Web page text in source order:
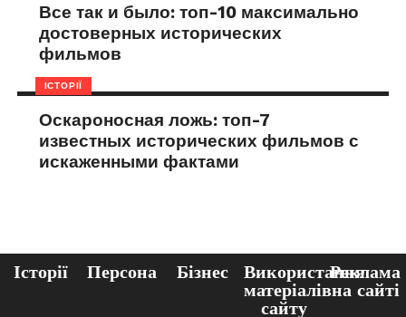
Все так и было: топ-10 максимально
достоверных исторических
фильмов
ІСТОРІЇ
Оскароносная ложь: топ-7
известных исторических фильмов с
искаженными фактами
Історії Персона Бізнес
Використання
матеріалів
сайту
Реклама
на сайті